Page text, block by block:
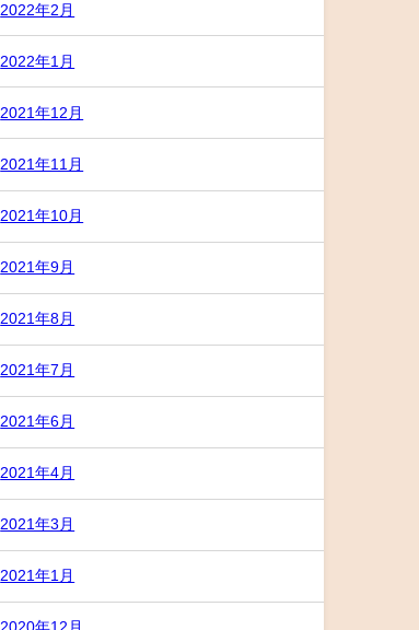
2022年2月
2022年1月
2021年12月
2021年11月
2021年10月
2021年9月
2021年8月
2021年7月
2021年6月
2021年4月
2021年3月
2021年1月